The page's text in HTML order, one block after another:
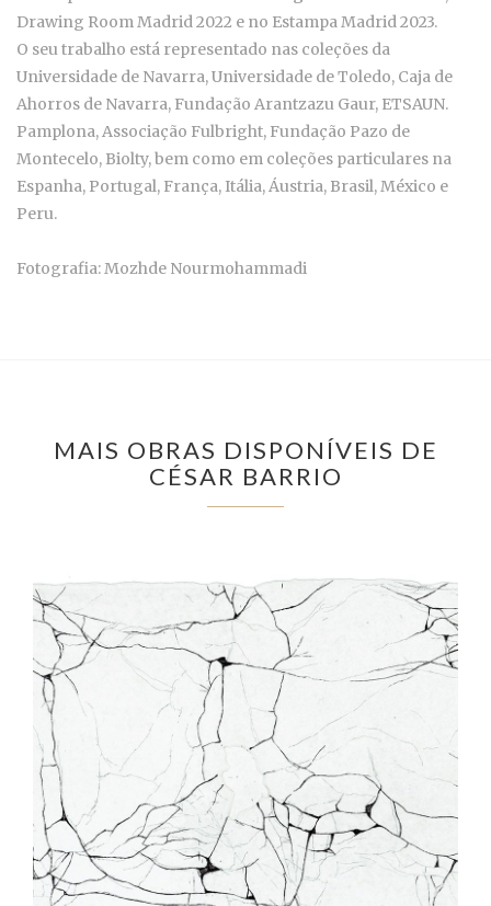
Drawing Room Madrid 2022 e no Estampa Madrid 2023.
O seu trabalho está representado nas coleções da
Universidade de Navarra, Universidade de Toledo, Caja de
Ahorros de Navarra, Fundação Arantzazu Gaur, ETSAUN.
Pamplona, Associação Fulbright, Fundação Pazo de
Montecelo, Biolty, bem como em coleções particulares na
Espanha, Portugal, França, Itália, Áustria, Brasil, México e
Peru.
Fotografia: Mozhde Nourmohammadi
MAIS OBRAS DISPONÍVEIS DE
CÉSAR BARRIO